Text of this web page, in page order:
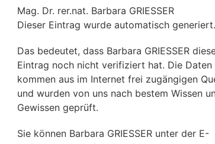
Mag. Dr. rer.nat. Barbara GRIESSER
Dieser Eintrag wurde automatisch generiert.
Das bedeutet, dass Barbara GRIESSER
Eintrag noch nicht verifiziert hat. Die Daten
kommen aus im Internet frei zugängigen
und wurden von uns nach bestem Wissen
Gewissen geprüft.
Sie können Barbara GRIESSER unter der E-